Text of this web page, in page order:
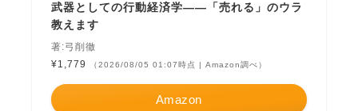
武器としての行動経済学――「売れる」のウラ
教えます
著:弓削徹
¥1,779
（2026/08/05 01:07時点 | Amazon調べ）
Amazon